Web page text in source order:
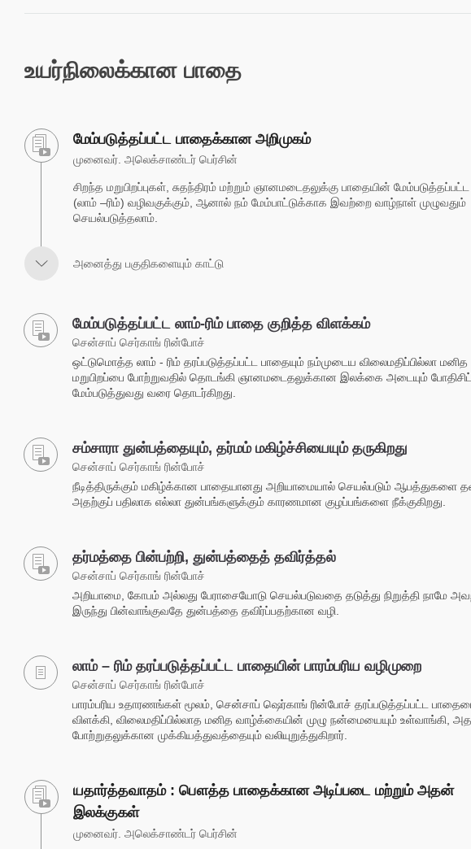
உயர்நிலைக்கான பாதை
மேம்படுத்தப்பட்ட பாதைக்கான அறிமுகம்
முனைவர். அலெக்சாண்டர் பெர்சின்
சிறந்த மறுபிறப்புகள், சுதந்திரம் மற்றும் ஞானமடைதலுக்கு பாதையின்
(லாம் –ரிம்) வழிவகுக்கும், ஆனால் நம் மேம்பாட்டுக்காக இவற்றை வாழ்நாள் முழுவதும்
செயல்படுத்தலாம்.
அனைத்து பகுதிகளையும் காட்டு
மேம்படுத்தப்பட்ட லாம்-ரிம் பாதை குறித்த விளக்கம்
சென்சாப் செர்காங் ரின்போச்
ஒட்டுமொத்த லாம் - ரிம் தரப்படுத்தப்பட்ட பாதையும் நம்முடைய விலைமதிப்பில்லா மனித
மறுபிறப்பை போற்றுவதில் தொடங்கி ஞானமடைதலுக்கான இலக்கை அடையும்
மேம்படுத்துவது வரை தொடர்கிறது.
சம்சாரா துன்பத்தையும், தர்மம் மகிழ்ச்சியையும் தருகிறது
சென்சாப் செர்காங் ரின்போச்
நீடித்திருக்கும் மகிழ்க்கான பாதையானது அறியாமையால் செயல்படும் ஆபத்துகளை
அதற்குப் பதிலாக எல்லா துன்பங்களுக்கும் காரணமான குழப்பங்களை நீக்குகிறது.
தர்மத்தை பின்பற்றி, துன்பத்தைத் தவிர்த்தல்
சென்சாப் செர்காங் ரின்போச்
அறியாமை, கோபம் அல்லது பேராசையோடு செயல்படுவதை தடுத்து நிறுத்தி நாமே
இருந்து பின்வாங்குவதே துன்பத்தை தவிர்ப்பதற்கான வழி.
லாம் – ரிம் தரப்படுத்தப்பட்ட பாதையின் பாரம்பரிய வழிமுறை
சென்சாப் செர்காங் ரின்போச்
பாரம்பரிய உதாரணங்கள் மூலம், சென்சாப் ஷெர்காங் ரின்போச் தரப்படுத்தப்பட்ட
விளக்கி, விலைமதிப்பில்லாத மனித வாழ்க்கையின் முழு நன்மையையும் உள்வாங்கி,
போற்றுதலுக்கான முக்கியத்துவத்தையும் வலியுறுத்துகிறார்.
யதார்த்தவாதம் : பௌத்த பாதைக்கான அடிப்படை மற்றும் அதன்
இலக்குகள்
முனைவர். அலெக்சாண்டர் பெர்சின்